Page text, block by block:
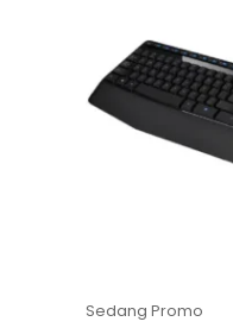
Sedang Promo